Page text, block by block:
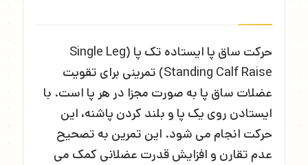
حرکت ساق پا ایستاده تک پا (Single Leg
Standing Calf Raise) تمرینی برای تقویت
عضلات ساق پا به صورت مجزا در هر پا است. با
ایستادن روی یک پا و بلند کردن پاشنه، این
حرکت انجام می شود. این تمرین به تصحیح
عدم تقارن و افزایش قدرت عضلانی کمک می